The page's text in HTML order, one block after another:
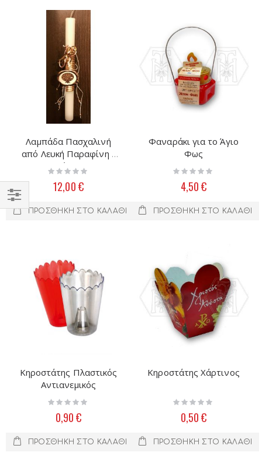
Λαμπάδα Πασχαλινή
από Λευκή Παραφίνη -
στρόγγυλη
Rating:
12,00 €
ΠΡΟΣΘΉΚΗ ΣΤΟ ΚΑΛΆΘΙ
Φαναράκι για το Άγιο
Φως
Rating:
4,50 €
ΠΡΟΣΘΉΚΗ ΣΤΟ ΚΑΛΆΘΙ
Κηροστάτης Πλαστικός
Αντιανεμικός
Rating:
0,90 €
ΠΡΟΣΘΉΚΗ ΣΤΟ ΚΑΛΆΘΙ
Κηροστάτης Χάρτινος
Rating:
0,50 €
ΠΡΟΣΘΉΚΗ ΣΤΟ ΚΑΛΆΘΙ
Filter